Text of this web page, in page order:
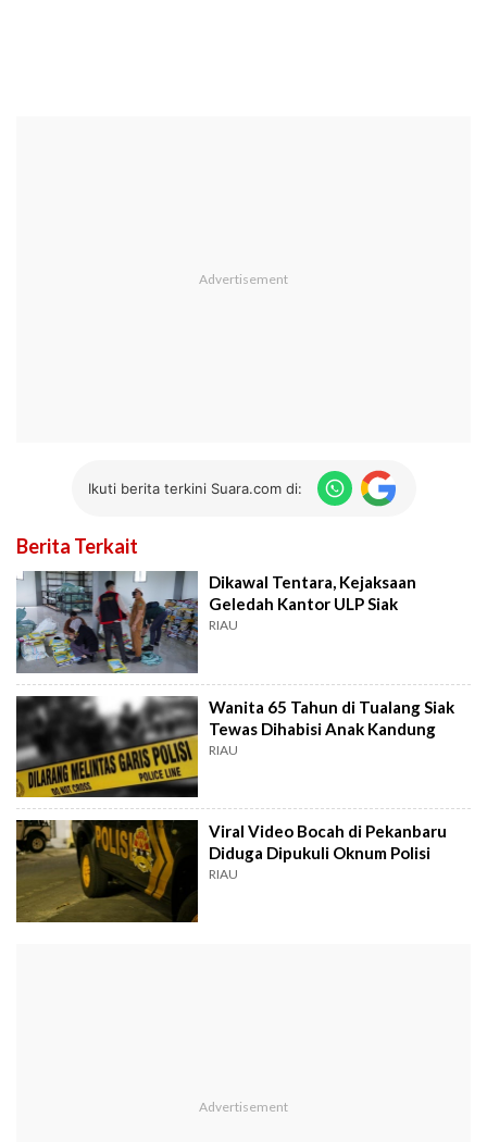
Ikuti berita terkini Suara.com di:
Berita Terkait
Dikawal Tentara, Kejaksaan
Geledah Kantor ULP Siak
RIAU
Wanita 65 Tahun di Tualang Siak
Tewas Dihabisi Anak Kandung
RIAU
Viral Video Bocah di Pekanbaru
Diduga Dipukuli Oknum Polisi
RIAU